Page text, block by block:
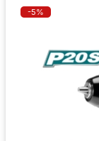
-5%